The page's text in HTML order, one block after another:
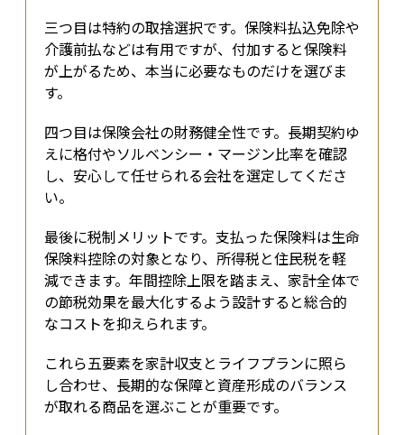
三つ目は特約の取捨選択です。保険料払込免除や
介護前払などは有用ですが、付加すると保険料
が上がるため、本当に必要なものだけを選びま
す。
四つ目は保険会社の財務健全性です。長期契約ゆ
えに格付やソルベンシー・マージン比率を確認
し、安心して任せられる会社を選定してくださ
い。
最後に税制メリットです。支払った保険料は生命
保険料控除の対象となり、所得税と住民税を軽
減できます。年間控除上限を踏まえ、家計全体で
の節税効果を最大化するよう設計すると総合的
なコストを抑えられます。
これら五要素を家計収支とライフプランに照ら
し合わせ、長期的な保障と資産形成のバランス
が取れる商品を選ぶことが重要です。